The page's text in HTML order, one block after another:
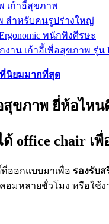
เก้าอี้สุขภาพ
พ สำหรับคนรูปร่างใหญ่
พนักพิงศีรษะ
งาน เก้าอี้เพื่อสุขภาพ รุ่น
ที่นิยมมากที่สุด
สุขภาพ ยี่ห้อไหน
ด้ office chair
ที่ออกแบบมาเพื่อ รองรับส
มหลายชั่วโมง หรือใช้ง